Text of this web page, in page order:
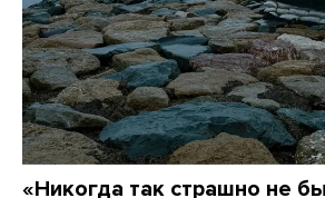
«Никогда так страшно не